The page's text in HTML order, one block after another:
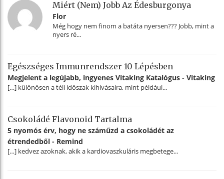
Miért (nem) Jobb Az Édesburgonya
Flor
Még hogy nem finom a batáta nyersen??? Jobb, mint a
nyers ré...
Egészséges Immunrendszer 10 Lépésben
Megjelent a legújabb, ingyenes Vitaking Katalógus - Vitaking
[…] különösen a téli időszak kihívásaira, mint például...
Csokoládé Flavonoid Tartalma
5 nyomós érv, hogy ne száműzd a csokoládét az
étrendedből - Remind
[…] kedvez azoknak, akik a kardiovaszkuláris megbetege...